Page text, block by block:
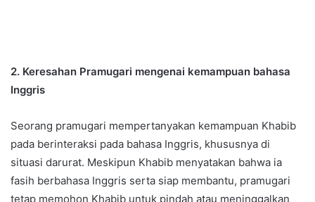
2. Keresahan Pramugari mengenai kemampuan bahasa
Inggris
Seorang pramugari mempertanyakan kemampuan Khabib
pada berinteraksi pada bahasa Inggris, khususnya di
situasi darurat. Meskipun Khabib menyatakan bahwa ia
fasih berbahasa Inggris serta siap membantu, pramugari
tetap memohon Khabib untuk pindah atau meninggalkan